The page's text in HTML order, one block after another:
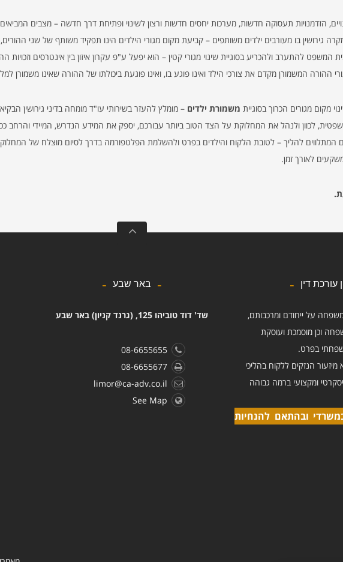
הזדמנויות תעסוקה חדשות, מערכות יחסים חדשות ורצון לשינוי ופתיחת דרך חדשה – מצבים
גירושין בו מעורבים ילדים משותפים – קביעת מקום מגורי הילדים הינו תפקיד משותף של שני
להתערב ולהכריע בסוגיית שינוי מגורי קטין – הוא יפעל ע"פ עקרון איזון בין אינטרסים וזכויות
ההורה המשמורן מקדם את צורכי הילד ואינו פוגע בו, ואינו פוגעת ביכולתו של ההורה שאינו משמורן
מקום מגורים הכרוך בסוגיית משמורת ילדים – מומלץ להעזר בשירותי עו"ד מומחה בדיני גירושין
לכוון ולנהל את המחלוקת על הצד הטוב ביותר עבורכם, יספק את המידע הנדרש, המיידי והרחב
המתלווים להליך – לטובת הלקוח והילדים בפרט ולהשלמת הפלטפורמה בדרך לסיום מוצלח של
לאורך זמן.
באר שבע
שד' דוד טוביהו 125, (גרנד קניון) באר שבע
08-6655655
08-6655677
limor@ca-adv.co.il
See Map
עורכת דין
משפחה על ייחודם ומרכבותם,
וכן מוסמכת ועוסקת
בפרט.
הנזקים ללקוח בהליכי
ומקצועי ברמה גבוהה
ובהתאם להנחיות